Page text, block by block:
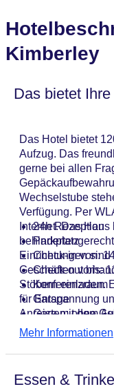
Kimberley
Das bietet
Das Hotel bietet
Aufzug. Das
gerne bei allen
Wechselstube
Verfügung. Per
Internet. Das
Einrichtungen
Geschäften
Stöbern einladen.
für Entspannung
Anreise mit dem
Garage (ohne
ein 24h-
medizinische
Zimmerservice, ein
24h Rezeption
Parkplatz
Check-in von:
Check-out bis:
Konferenzraum
Garage
Garten: ohne
Hoteleröffnung:
WLAN/WiFi im
Anzahl der
Mehr Informationen
Essen &